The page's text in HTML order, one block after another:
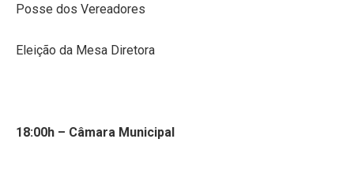
Posse dos Vereadores
Eleição da Mesa Diretora
18:00h – Câmara Municipal